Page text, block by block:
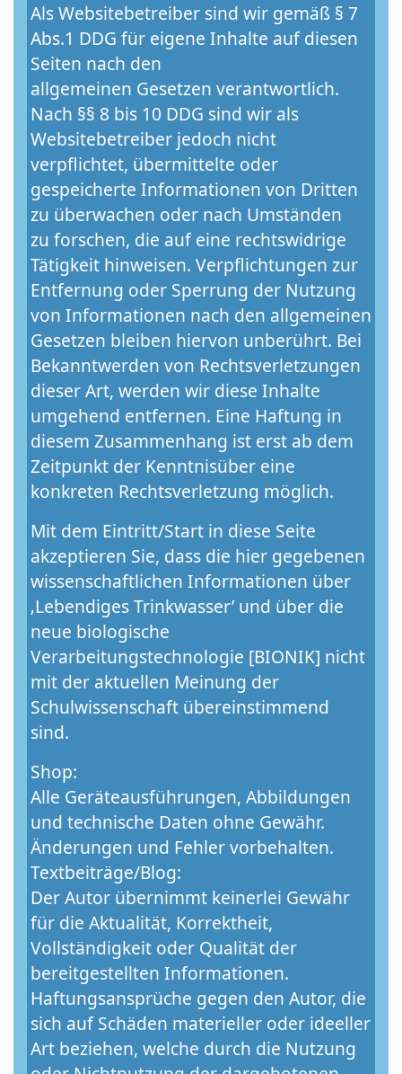
Als Websitebetreiber sind wir gemäß § 7
Abs.1 DDG für eigene Inhalte auf diesen
Seiten nach den
allgemeinen Gesetzen verantwortlich.
Nach §§ 8 bis 10 DDG sind wir als
Websitebetreiber jedoch nicht
verpflichtet, übermittelte oder
gespeicherte Informationen von Dritten
zu überwachen oder nach Umständen
zu forschen, die auf eine rechtswidrige
Tätigkeit hinweisen. Verpflichtungen zur
Entfernung oder Sperrung der Nutzung
von Informationen nach den allgemeinen
Gesetzen bleiben hiervon unberührt. Bei
Bekanntwerden von Rechtsverletzungen
dieser Art, werden wir diese Inhalte
umgehend entfernen. Eine Haftung in
diesem Zusammenhang ist erst ab dem
Zeitpunkt der Kenntnisüber eine
konkreten Rechtsverletzung möglich.
Mit dem Eintritt/Start in diese Seite
akzeptieren Sie, dass die hier gegebenen
wissenschaftlichen Informationen über
‚Lebendiges Trinkwasser’ und über die
neue biologische
Verarbeitungstechnologie [BIONIK] nicht
mit der aktuellen Meinung der
Schulwissenschaft übereinstimmend
sind.
Shop:
Alle Geräteausführungen, Abbildungen
und technische Daten ohne Gewähr.
Änderungen und Fehler vorbehalten.
Textbeiträge/Blog:
Der Autor übernimmt keinerlei Gewähr
für die Aktualität, Korrektheit,
Vollständigkeit oder Qualität der
bereitgestellten Informationen.
Haftungsansprüche gegen den Autor, die
sich auf Schäden materieller oder ideeller
Art beziehen, welche durch die Nutzung